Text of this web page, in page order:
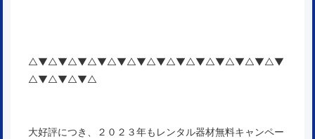
△▼△▼△▼△▼△▼△▼△▼△▼△▼△▼△▼△▼△▼
△▼△▼△▼△
大好評につき、２０２３年もレンタル器材無料キャンペー